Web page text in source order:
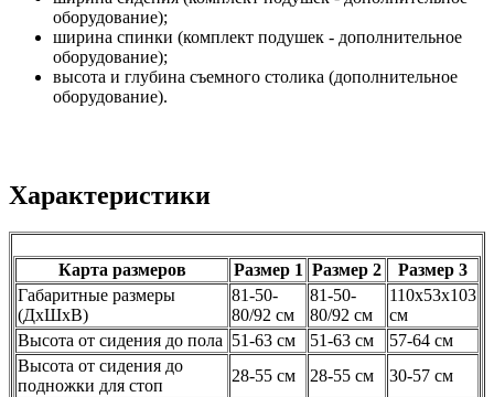
оборудование);
ширина спинки (комплект подушек - дополнительное
оборудование);
высота и глубина съемного столика (дополнительное
оборудование).
Характеристики
Карта размеров Размер 1 Размер 2
Размер 3
Габаритные размеры
(ДхШхВ)
81-50-
80/92 см
81-50-
80/92 см
110х53х103
см
Высота от сидения до пола 51-63 см 51-63 см
57-64 см
Высота от сидения до
подножки для стоп
28-55 см 28-55 см
30-57 см